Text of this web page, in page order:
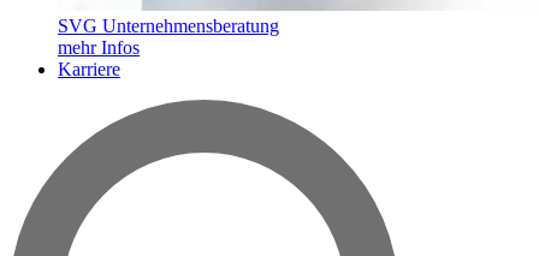
SVG Unternehmensberatung
mehr Infos
Karriere